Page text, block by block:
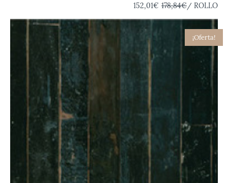
152,01€ 178,84€/ ROLLO
¡Oferta!